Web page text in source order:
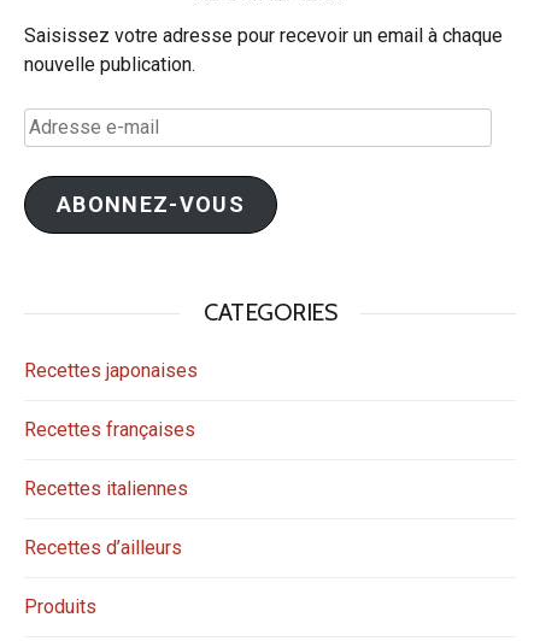
Saisissez votre adresse pour recevoir un email à chaque
nouvelle publication.
Adresse
e-
mail
ABONNEZ-VOUS
CATEGORIES
Recettes japonaises
Recettes françaises
Recettes italiennes
Recettes d’ailleurs
Produits